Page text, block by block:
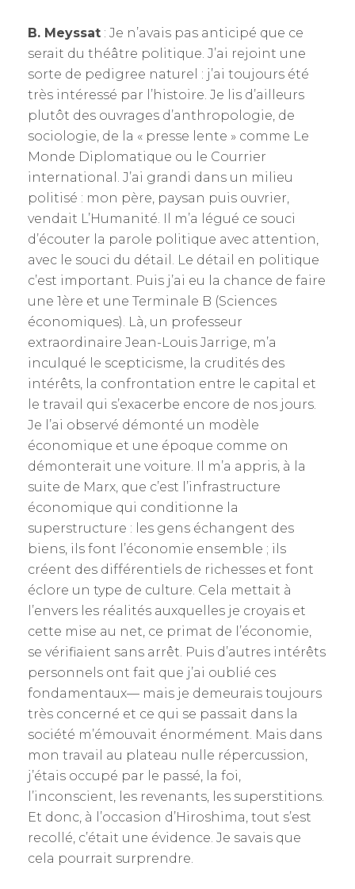
B. Meyssat : Je n’avais pas anticipé que ce
serait du théâtre politique. J’ai rejoint une
sorte de pedigree naturel : j’ai toujours été
très intéressé par l’histoire. Je lis d’ailleurs
plutôt des ouvrages d’anthropologie, de
sociologie, de la « presse lente » comme Le
Monde Diplomatique ou le Courrier
international. J’ai grandi dans un milieu
politisé : mon père, paysan puis ouvrier,
vendait L’Humanité. Il m’a légué ce souci
d’écouter la parole politique avec attention,
avec le souci du détail. Le détail en politique
c’est important. Puis j’ai eu la chance de faire
une 1ère et une Terminale B (Sciences
économiques). Là, un professeur
extraordinaire Jean-Louis Jarrige, m’a
inculqué le scepticisme, la crudités des
intérêts, la confrontation entre le capital et
le travail qui s’exacerbe encore de nos jours.
Je l’ai observé démonté un modèle
économique et une époque comme on
démonterait une voiture. Il m’a appris, à la
suite de Marx, que c’est l’infrastructure
économique qui conditionne la
superstructure : les gens échangent des
biens, ils font l’économie ensemble ; ils
créent des différentiels de richesses et font
éclore un type de culture. Cela mettait à
l’envers les réalités auxquelles je croyais et
cette mise au net, ce primat de l’économie,
se vérifiaient sans arrêt. Puis d’autres intérêts
personnels ont fait que j’ai oublié ces
fondamentaux— mais je demeurais toujours
très concerné et ce qui se passait dans la
société m’émouvait énormément. Mais dans
mon travail au plateau nulle répercussion,
j’étais occupé par le passé, la foi,
l’inconscient, les revenants, les superstitions.
Et donc, à l’occasion d’Hiroshima, tout s’est
recollé, c’était une évidence. Je savais que
cela pourrait surprendre.